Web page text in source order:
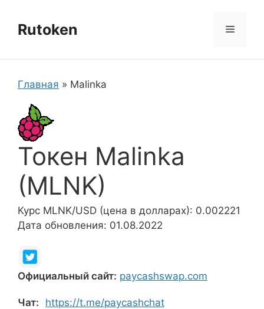
содержимому
Rutoken Меню
Главная » Malinka
Токен Malinka
(MLNK)
Курс MLNK/USD (цена в долларах): 0.002221
Дата обновления: 01.08.2022
Официальный сайт: paycashswap.com
Чат: https://t.me/paycashchat